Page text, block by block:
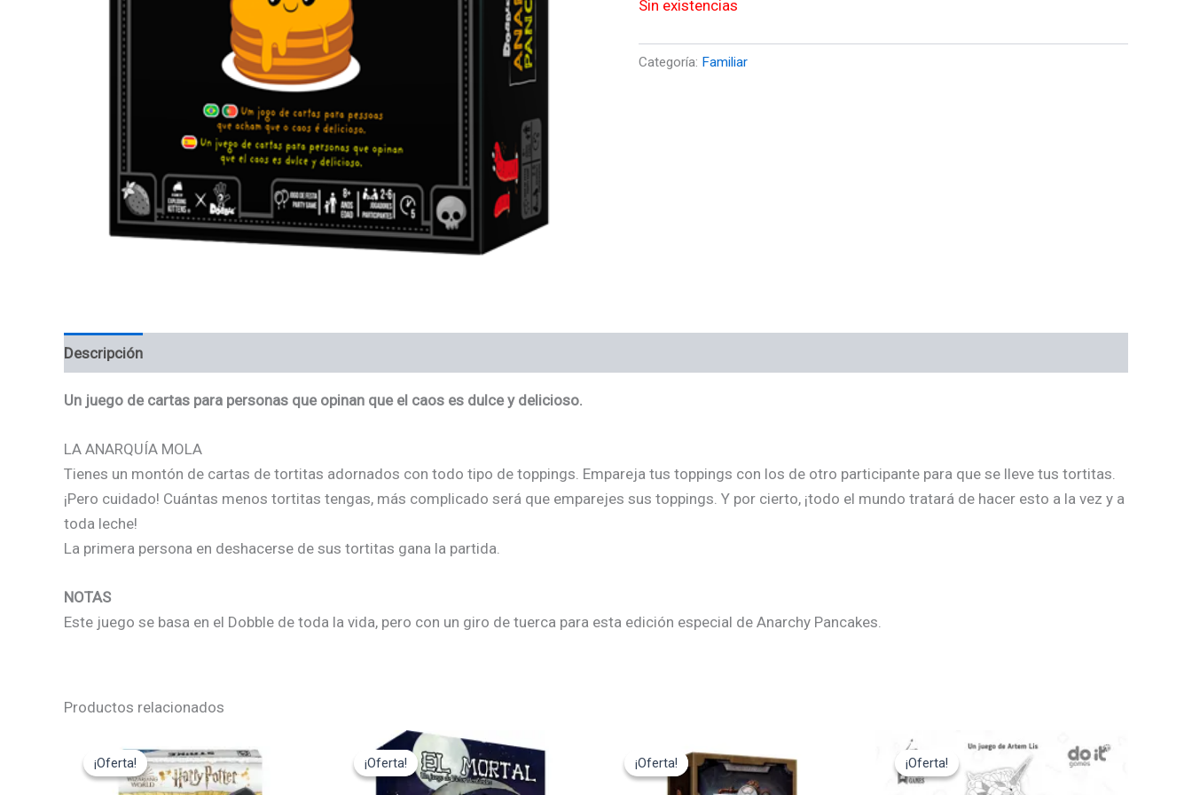
Sin existencias
Categoría: Familiar
Descripción
Un juego de cartas para personas que opinan que el caos es dulce y delicioso.
LA ANARQUÍA MOLA
Tienes un montón de cartas de tortitas adornados con todo tipo de toppings. Empareja tus toppings con los de otro participante para que se lleve tus tortitas.
¡Pero cuidado! Cuántas menos tortitas tengas, más complicado será que emparejes sus toppings. Y por cierto, ¡todo el mundo tratará de hacer esto a la vez y a
toda leche!
La primera persona en deshacerse de sus tortitas gana la partida.
NOTAS
Este juego se basa en el Dobble de toda la vida, pero con un giro de tuerca para esta edición especial de Anarchy Pancakes.
Productos relacionados
¡Oferta!
¡Oferta!
precio
original
era:
precio
actual
es:
¡Oferta!
¡Oferta!
El
precio
original
El
precio
actual
es:
¡Oferta!
¡Oferta!
precio
original
precio
actual
es:
¡Oferta!
¡Oferta!
precio
original
era:
precio
actual
es: